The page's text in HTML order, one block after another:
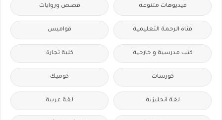
فيديوهات متنوعة قصص وروايات
قناة الرحمة التعليمية قواميس
كتب مدرسية و خارجية كلية تجارة
كورسات كوميك
لغة انجليزية لغة عربية